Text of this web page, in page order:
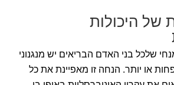
של היכולות
שלכל בני האדם הבריאים יש מנגנוני
או יותר. הנחה זו מאפיינת את כל